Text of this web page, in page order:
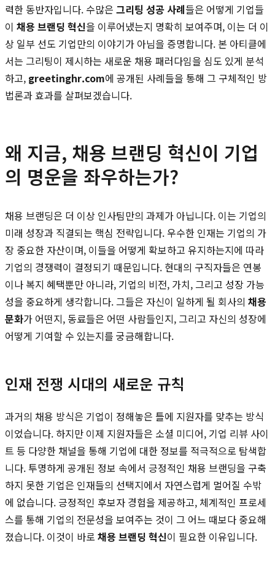
력한 동반자입니다. 수많은 그리팅 성공 사례들은 어떻게 기업들
이 채용 브랜딩 혁신을 이루어냈는지 명확히 보여주며, 이는 더 이
상 일부 선도 기업만의 이야기가 아님을 증명합니다. 본 아티클에
서는 그리팅이 제시하는 새로운 채용 패러다임을 심도 있게 분석
하고, greetinghr.com에 공개된 사례들을 통해 그 구체적인 방
법론과 효과를 살펴보겠습니다.
왜 지금, 채용 브랜딩 혁신이 기업
의 명운을 좌우하는가?
채용 브랜딩은 더 이상 인사팀만의 과제가 아닙니다. 이는 기업의
미래 성장과 직결되는 핵심 전략입니다. 우수한 인재는 기업의 가
장 중요한 자산이며, 이들을 어떻게 확보하고 유지하는지에 따라
기업의 경쟁력이 결정되기 때문입니다. 현대의 구직자들은 연봉
이나 복지 혜택뿐만 아니라, 기업의 비전, 가치, 그리고 성장 가능
성을 중요하게 생각합니다. 그들은 자신이 일하게 될 회사의 채용
문화가 어떤지, 동료들은 어떤 사람들인지, 그리고 자신의 성장에
어떻게 기여할 수 있는지를 궁금해합니다.
인재 전쟁 시대의 새로운 규칙
과거의 채용 방식은 기업이 정해놓은 틀에 지원자를 맞추는 방식
이었습니다. 하지만 이제 지원자들은 소셜 미디어, 기업 리뷰 사이
트 등 다양한 채널을 통해 기업에 대한 정보를 적극적으로 탐색합
니다. 투명하게 공개된 정보 속에서 긍정적인 채용 브랜딩을 구축
하지 못한 기업은 인재들의 선택지에서 자연스럽게 멀어질 수밖
에 없습니다. 긍정적인 후보자 경험을 제공하고, 체계적인 프로세
스를 통해 기업의 전문성을 보여주는 것이 그 어느 때보다 중요해
졌습니다. 이것이 바로 채용 브랜딩 혁신이 필요한 이유입니다.